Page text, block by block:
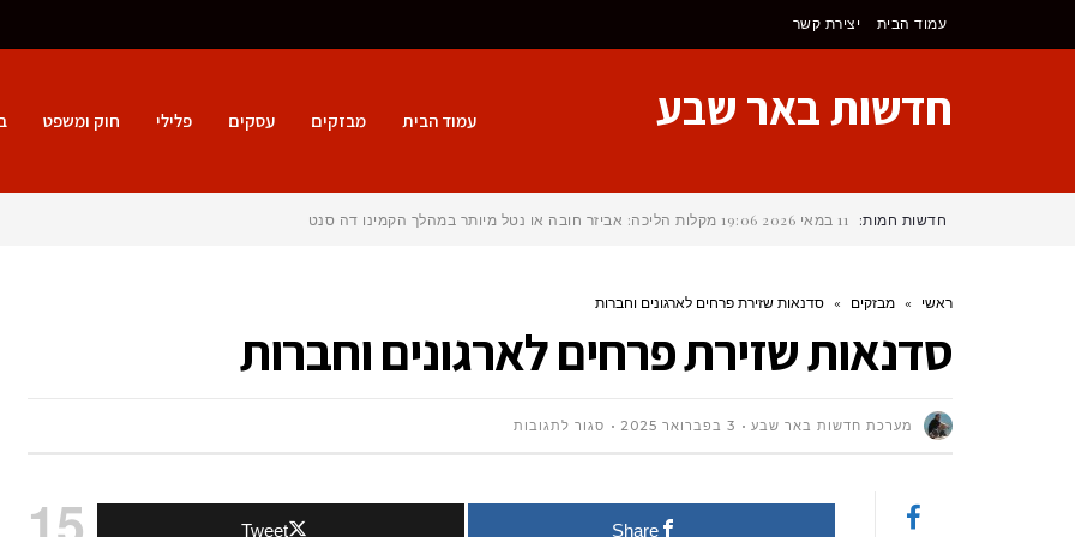
עמוד הבית יצירת קשר
חדשות באר שבע עמוד הבית מבזקים עסקים פלילי חוק ומשפט
חדשות חמות: 11 במאי 2026 19:06 מקלות הליכה: אביזר חובה או נטל מיותר במהלך הקמינו דה סנטיאגו?
ראשי » מבזקים » סדנאות שזירת פרחים לארגונים וחברות
סדנאות שזירת פרחים לארגונים וחברות
מערכת חדשות באר שבע 3 בפברואר 2025 סגור לתגובותעל
Share
Tweet